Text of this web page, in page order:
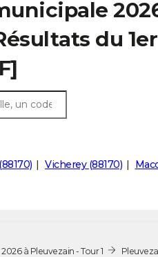
du
Vicherey (88170)
à Pleuvezain - Tour 1